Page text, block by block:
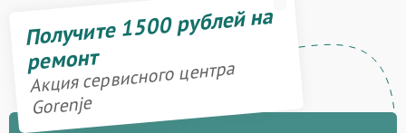
Получите 1500 рублей на
ремонт
Акция сервисного центра
Gorenje